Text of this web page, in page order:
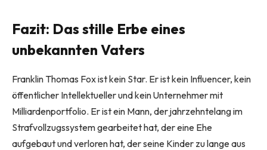
Fazit: Das stille Erbe eines
unbekannten Vaters
Franklin Thomas Fox ist kein Star. Er ist kein Influencer, kein
öffentlicher Intellektueller und kein Unternehmer mit
Milliardenportfolio. Er ist ein Mann, der jahrzehntelang im
Strafvollzugssystem gearbeitet hat, der eine Ehe
aufgebaut und verloren hat, der seine Kinder zu lange aus